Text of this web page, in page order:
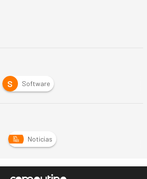
S Software
Noticias